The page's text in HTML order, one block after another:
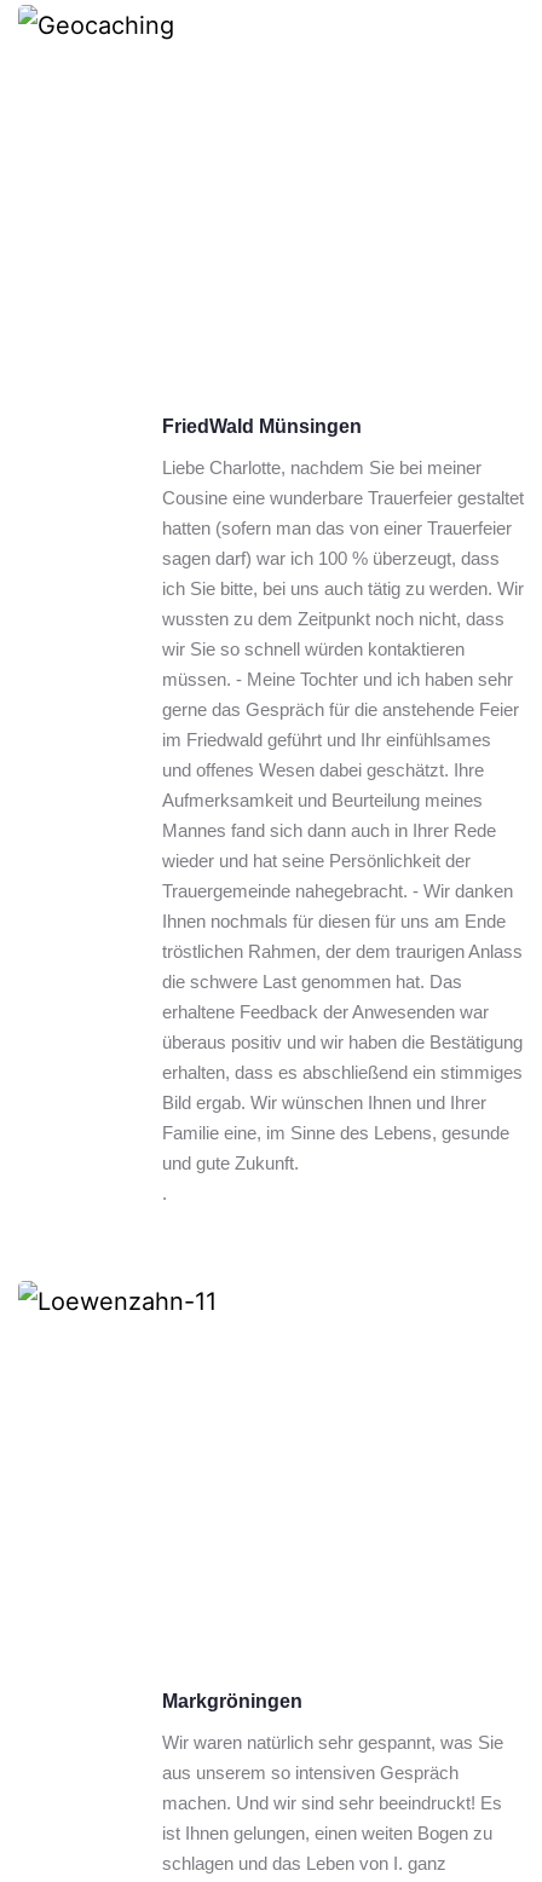
FriedWald Münsingen
Liebe Charlotte, nachdem Sie bei meiner
Cousine eine wunderbare Trauerfeier gestaltet
hatten (sofern man das von einer Trauerfeier
sagen darf) war ich 100 % überzeugt, dass
ich Sie bitte, bei uns auch tätig zu werden. Wir
wussten zu dem Zeitpunkt noch nicht, dass
wir Sie so schnell würden kontaktieren
müssen. - Meine Tochter und ich haben sehr
gerne das Gespräch für die anstehende Feier
im Friedwald geführt und Ihr einfühlsames
und offenes Wesen dabei geschätzt. Ihre
Aufmerksamkeit und Beurteilung meines
Mannes fand sich dann auch in Ihrer Rede
wieder und hat seine Persönlichkeit der
Trauergemeinde nahegebracht. - Wir danken
Ihnen nochmals für diesen für uns am Ende
tröstlichen Rahmen, der dem traurigen Anlass
die schwere Last genommen hat. Das
erhaltene Feedback der Anwesenden war
überaus positiv und wir haben die Bestätigung
erhalten, dass es abschließend ein stimmiges
Bild ergab. Wir wünschen Ihnen und Ihrer
Familie eine, im Sinne des Lebens, gesunde
und gute Zukunft.
.
Markgröningen
Wir waren natürlich sehr gespannt, was Sie
aus unserem so intensiven Gespräch
machen. Und wir sind sehr beeindruckt! Es
ist Ihnen gelungen, einen weiten Bogen zu
schlagen und das Leben von I. ganz